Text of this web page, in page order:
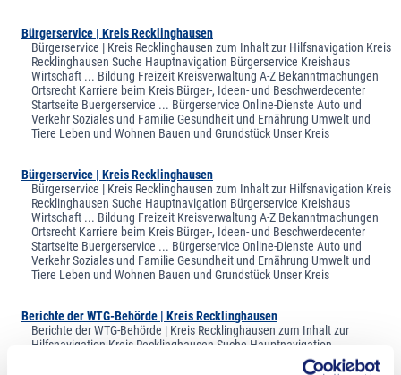
Bürgerservice | Kreis Recklinghausen
Bürgerservice | Kreis Recklinghausen zum Inhalt zur Hilfsnavigation Kreis
Recklinghausen Suche Hauptnavigation Bürgerservice Kreishaus
Wirtschaft ... Bildung Freizeit Kreisverwaltung A-Z Bekanntmachungen
Ortsrecht Karriere beim Kreis Bürger-, Ideen- und Beschwerdecenter
Startseite Buergerservice ... Bürgerservice Online-Dienste Auto und
Verkehr Soziales und Familie Gesundheit und Ernährung Umwelt und
Tiere Leben und Wohnen Bauen und Grundstück Unser Kreis
Bürgerservice | Kreis Recklinghausen
Bürgerservice | Kreis Recklinghausen zum Inhalt zur Hilfsnavigation Kreis
Recklinghausen Suche Hauptnavigation Bürgerservice Kreishaus
Wirtschaft ... Bildung Freizeit Kreisverwaltung A-Z Bekanntmachungen
Ortsrecht Karriere beim Kreis Bürger-, Ideen- und Beschwerdecenter
Startseite Buergerservice ... Bürgerservice Online-Dienste Auto und
Verkehr Soziales und Familie Gesundheit und Ernährung Umwelt und
Tiere Leben und Wohnen Bauen und Grundstück Unser Kreis
Berichte der WTG-Behörde | Kreis Recklinghausen
Berichte der WTG-Behörde | Kreis Recklinghausen zum Inhalt zur
Hilfsnavigation Kreis Recklinghausen Suche Hauptnavigation
Bürgerservice Kreishaus ... Wirtschaft Bildung Freizeit Kreisverwaltung